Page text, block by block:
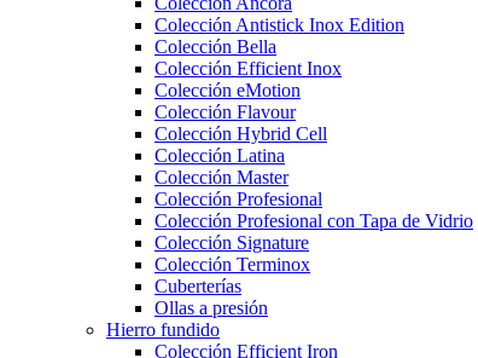
Colección Antistick Inox Edition
Colección Bella
Colección Efficient Inox
Colección eMotion
Colección Flavour
Colección Hybrid Cell
Colección Latina
Colección Master
Colección Profesional
Colección Profesional con Tapa de Vidrio
Colección Signature
Colección Terminox
Cuberterías
Ollas a presión
Hierro fundido
Colección Efficient Iron